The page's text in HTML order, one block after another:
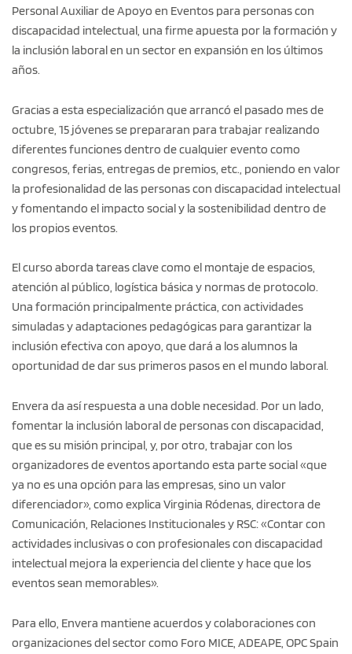
Personal Auxiliar de Apoyo en Eventos para personas con
discapacidad intelectual, una firme apuesta por la formación y
la inclusión laboral en un sector en expansión en los últimos
años.
Gracias a esta especialización que arrancó el pasado mes de
octubre, 15 jóvenes se prepararan para trabajar realizando
diferentes funciones dentro de cualquier evento como
congresos, ferias, entregas de premios, etc., poniendo en valor
la profesionalidad de las personas con discapacidad intelectual
y fomentando el impacto social y la sostenibilidad dentro de
los propios eventos.
El curso aborda tareas clave como el montaje de espacios,
atención al público, logística básica y normas de protocolo.
Una formación principalmente práctica, con actividades
simuladas y adaptaciones pedagógicas para garantizar la
inclusión efectiva con apoyo, que dará a los alumnos la
oportunidad de dar sus primeros pasos en el mundo laboral.
Envera da así respuesta a una doble necesidad. Por un lado,
fomentar la inclusión laboral de personas con discapacidad,
que es su misión principal, y, por otro, trabajar con los
organizadores de eventos aportando esta parte social «que
ya no es una opción para las empresas, sino un valor
diferenciador», como explica Virginia Ródenas, directora de
Comunicación, Relaciones Institucionales y RSC: «Contar con
actividades inclusivas o con profesionales con discapacidad
intelectual mejora la experiencia del cliente y hace que los
eventos sean memorables».
Para ello, Envera mantiene acuerdos y colaboraciones con
organizaciones del sector como Foro MICE, ADEAPE, OPC Spain